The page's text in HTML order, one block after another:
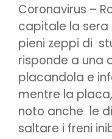
Coronavirus –
capitale la sera
pieni zeppi di
risponde a una
placandola e
mentre la
noto anche le
saltare i freni